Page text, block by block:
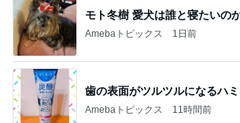
モト冬樹 愛犬は誰と寝たいの
Amebaトピックス 1日前
歯の表面がツルツルになるハ
Amebaトピックス 11時間前